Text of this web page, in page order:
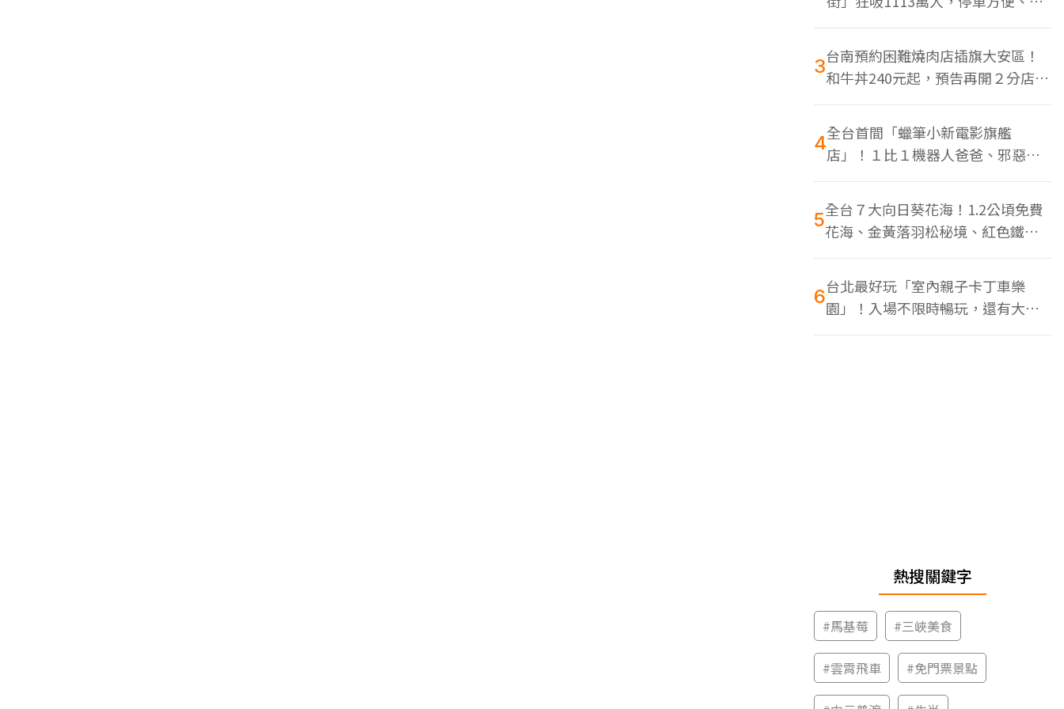
色美食多
3台南預約困難燒肉店插旗大安區！
和牛丼240元起，預告再開２分店、
地點曝光
4全台首間「蠟筆小新電影旗艦
店」！１比１機器人爸爸、邪惡正
男，百款周邊買翻
5全台７大向日葵花海！1.2公頃免費
花海、金黃落羽松秘境、紅色鐵橋
同框
6台北最好玩「室內親子卡丁車樂
園」！入場不限時暢玩，還有大螢
幕Switch遊戲區
熱搜關鍵字
#馬基莓 #三峽美食
#雲霄飛車 #免門票景點